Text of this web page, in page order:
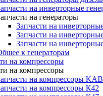
на инверторные
на генераторы
Запчасти на
Запчасти на
Запчасти на
к генераторам
на компрессоры
на компрессоры
на компрессоры
на компрессоры К42